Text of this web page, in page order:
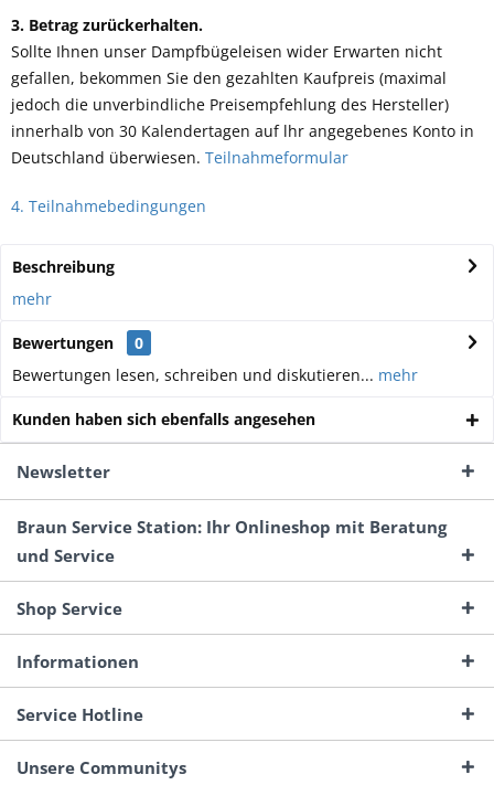
3. Betrag zurückerhalten.
Sollte Ihnen unser Dampfbügeleisen wider Erwarten nicht
gefallen, bekommen Sie den gezahlten Kaufpreis (maximal
jedoch die unverbindliche Preisempfehlung des Hersteller)
innerhalb von 30 Kalendertagen auf lhr angegebenes Konto in
Deutschland überwiesen. Teilnahmeformular
4. Teilnahmebedingungen
Beschreibung
mehr
Bewertungen
0
Bewertungen lesen, schreiben und diskutieren... mehr
Kunden haben sich ebenfalls angesehen
Newsletter
Braun Service Station: Ihr Onlineshop mit Beratung
und Service
Shop Service
Informationen
Service Hotline
Unsere Communitys